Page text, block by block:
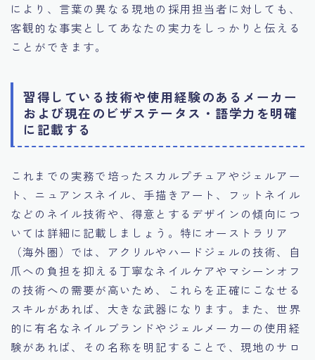
により、言葉の異なる現地の採用担当者に対しても、
客観的な事実としてあなたの実力をしっかりと伝える
ことができます。
習得している技術や使用経験のあるメーカー
および現在のビザステータス・語学力を明確
に記載する
これまでの実務で培ったスカルプチュアやジェルアー
ト、ニュアンスネイル、手描きアート、フットネイル
などのネイル技術や、得意とするデザインの傾向につ
いては詳細に記載しましょう。特にオーストラリア
（海外圏）では、アクリルやハードジェルの技術、自
爪への負担を抑える丁寧なネイルケアやマシーンオフ
の技術への需要が高いため、これらを正確にこなせる
スキルがあれば、大きな武器になります。また、世界
的に有名なネイルブランドやジェルメーカーの使用経
験があれば、その名称を明記することで、現地のサロ